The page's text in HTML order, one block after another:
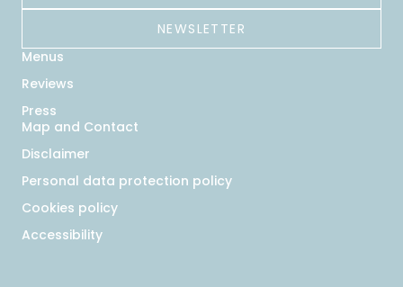
NEWSLETTER
Menus
Reviews
Press
Map and Contact
Disclaimer
Personal data protection policy
Cookies policy
Accessibility